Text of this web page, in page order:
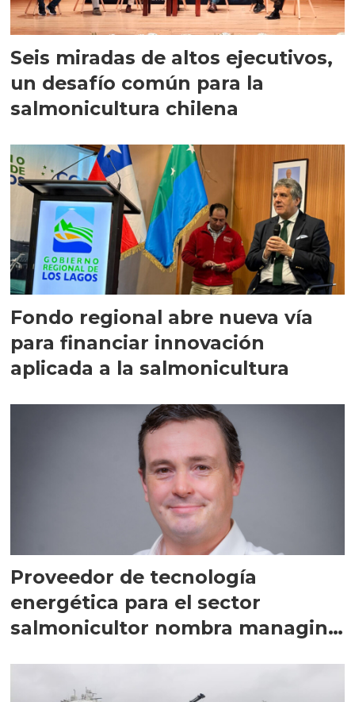
Seis miradas de altos ejecutivos,
un desafío común para la
salmonicultura chilena
Fondo regional abre nueva vía
para financiar innovación
aplicada a la salmonicultura
Proveedor de tecnología
energética para el sector
salmonicultor nombra managing